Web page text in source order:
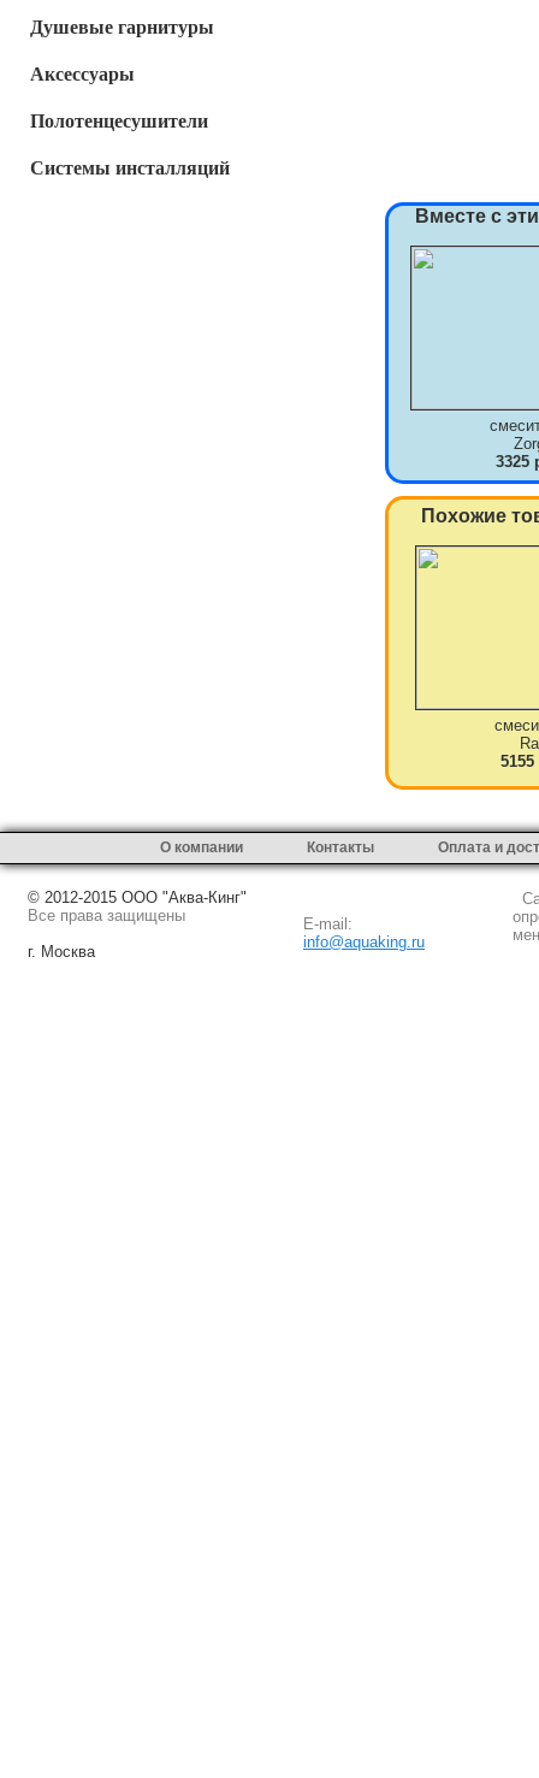
Душевые гарнитуры
Аксессуары
Полотенцесушители
Системы инсталляций
Вместе с
3325
Похожие
5155
О компании Контакты Оплата и
© 2012-2015 ООО "Аква-Кинг"
Все права защищены
г. Москва
E-mail:
info@aquaking.ru